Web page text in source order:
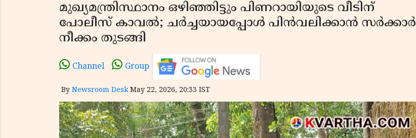
മുഖ്യമന്ത്രിസ്ഥാനം ഒഴിഞ്ഞിട്ടും പിണറായിയുടെ വീടിന്
പോലീസ് കാവൽ; ചർച്ചയായപ്പോൾ പിൻവലിക്കാൻ സർക്കാർ
നീക്കം തുടങ്ങി
Channel Group
By Newsroom Desk May 22, 2026, 20:33 IST